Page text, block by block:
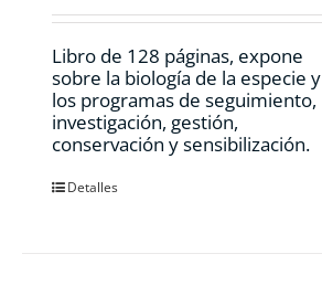
Libro de 128 páginas, expone
sobre la biología de la especie y
los programas de seguimiento,
investigación, gestión,
conservación y sensibilización.
Detalles